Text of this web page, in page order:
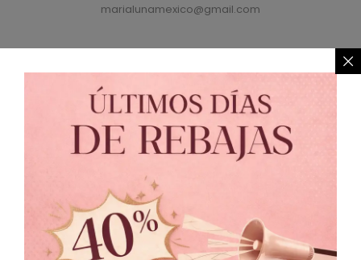
marialunamexico@gmail.com
Política de Privacidad // Política de Cambio